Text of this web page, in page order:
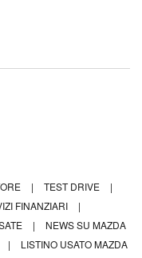
| TEST DRIVE
|
FINANZIARI
|
|
NEWS SU MAZDA
| LISTINO USATO MAZDA